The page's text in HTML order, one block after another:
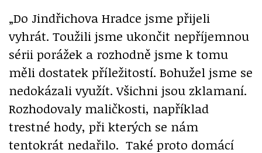
„Do Jindřichova Hradce jsme přijeli
vyhrát. Toužili jsme ukončit nepříjemnou
sérii porážek a rozhodně jsme k tomu
měli dostatek příležitostí. Bohužel jsme se
nedokázali využít. Všichni jsou zklamaní.
Rozhodovaly maličkosti, například
trestné hody, při kterých se nám
tentokrát nedařilo. Také proto domácí